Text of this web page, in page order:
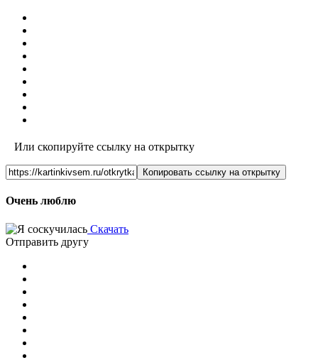
Или скопируйте ссылку на открытку
Копировать ссылку на открытку
Очень люблю
Скачать
Отправить другу